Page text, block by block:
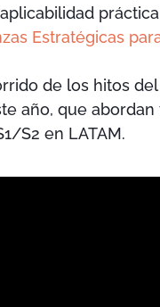
Estratégicas
de los hitos
año, que abordan
S2 en LATAM.